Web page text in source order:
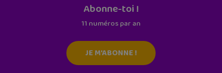
Abonne-toi !
11 numéros par an
JE M'ABONNE !